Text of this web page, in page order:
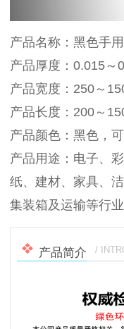
产品名称：黑色手
产品厚度：0.015～
产品宽度：250～
产品长度：200～
产品颜色：黑色，可
产品用途：电子、
纸、建材、家具、
集装箱及运输等行
产品简介 /